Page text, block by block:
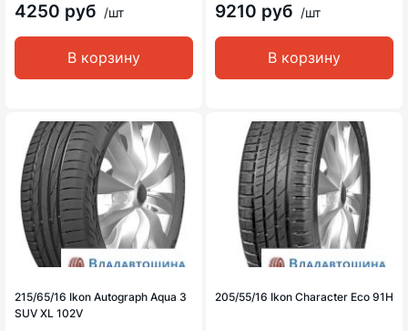
4250 руб /шт
В корзину
9210 руб /шт
В корзину
215/65/16 Ikon Autograph Aqua 3
SUV XL 102V
205/55/16 Ikon Character Eco 91H